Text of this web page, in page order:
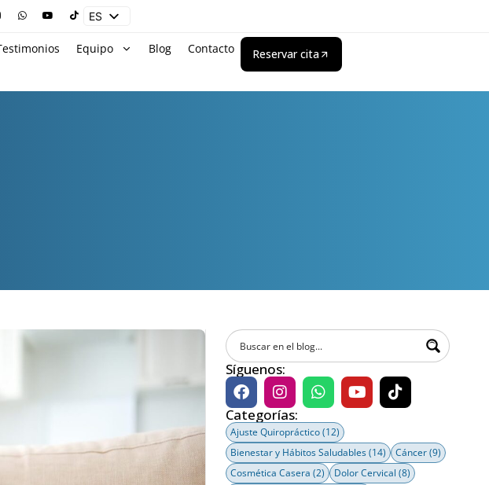
ES
Equipo Blog Contacto Reservar cita
Síguenos:
Categorías:
Ajuste Quiropráctico(12)
Bienestar y Hábitos Saludables(14) Cáncer(9)
Cosmética Casera (2) Dolor Cervical (8)